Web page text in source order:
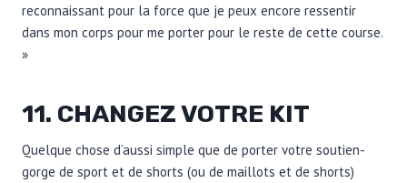
reconnaissant pour la force que je peux encore ressentir
dans mon corps pour me porter pour le reste de cette course.
»
11. CHANGEZ VOTRE KIT
Quelque chose d’aussi simple que de porter votre soutien-
gorge de sport et de shorts (ou de maillots et de shorts)